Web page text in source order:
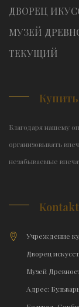
ДВОРЕЦ
МУЗЕЙ
TЕКУЩИЙ
Благодаря нашему
организовывать
незабываемые
Kontakt
Учреждение
Дворец
Музей
Адрес: